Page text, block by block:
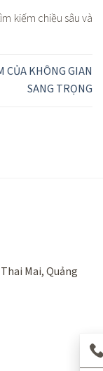
kiếm chiều sâu và
CỦA KHÔNG GIAN
SANG TRỌNG
Mai, Quảng